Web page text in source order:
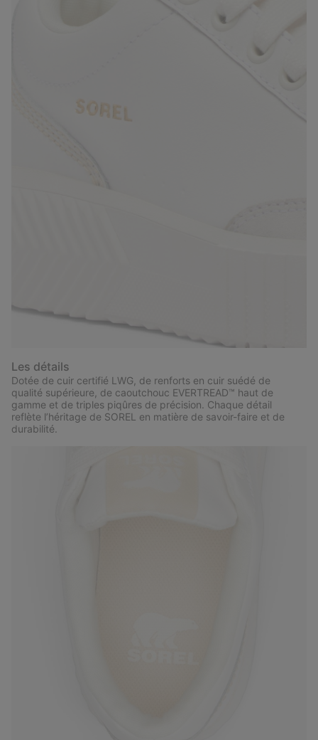
Les détails
Dotée de cuir certifié LWG, de renforts en cuir suédé de
qualité supérieure, de caoutchouc EVERTREAD™ haut de
gamme et de triples piqûres de précision. Chaque détail
reflète l’héritage de SOREL en matière de savoir-faire et de
durabilité.